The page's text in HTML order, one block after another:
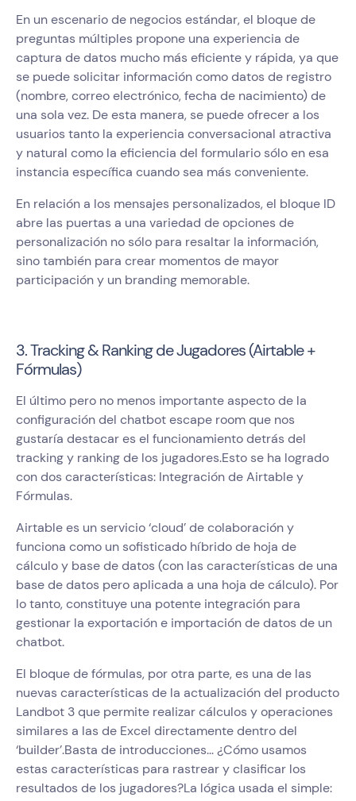
En un escenario de negocios estándar, el bloque de
preguntas múltiples propone una experiencia de
captura de datos mucho más eficiente y rápida, ya que
se puede solicitar información como datos de registro
(nombre, correo electrónico, fecha de nacimiento) de
una sola vez. De esta manera, se puede ofrecer a los
usuarios tanto la experiencia conversacional atractiva
y natural como la eficiencia del formulario sólo en esa
instancia específica cuando sea más conveniente.
En relación a los mensajes personalizados, el bloque ID
abre las puertas a una variedad de opciones de
personalización no sólo para resaltar la información,
sino también para crear momentos de mayor
participación y un branding memorable.
3. Tracking & Ranking de Jugadores (Airtable +
Fórmulas)
El último pero no menos importante aspecto de la
configuración del chatbot escape room que nos
gustaría destacar es el funcionamiento detrás del
tracking y ranking de los jugadores.Esto se ha logrado
con dos características: Integración de Airtable y
Fórmulas.
Airtable es un servicio ‘cloud’ de colaboración y
funciona como un sofisticado híbrido de hoja de
cálculo y base de datos (con las características de una
base de datos pero aplicada a una hoja de cálculo). Por
lo tanto, constituye una potente integración para
gestionar la exportación e importación de datos de un
chatbot.
El bloque de fórmulas, por otra parte, es una de las
nuevas características de la actualización del producto
Landbot 3 que permite realizar cálculos y operaciones
similares a las de Excel directamente dentro del
‘builder’.Basta de introducciones... ¿Cómo usamos
estas características para rastrear y clasificar los
resultados de los jugadores?La lógica usada el simple: